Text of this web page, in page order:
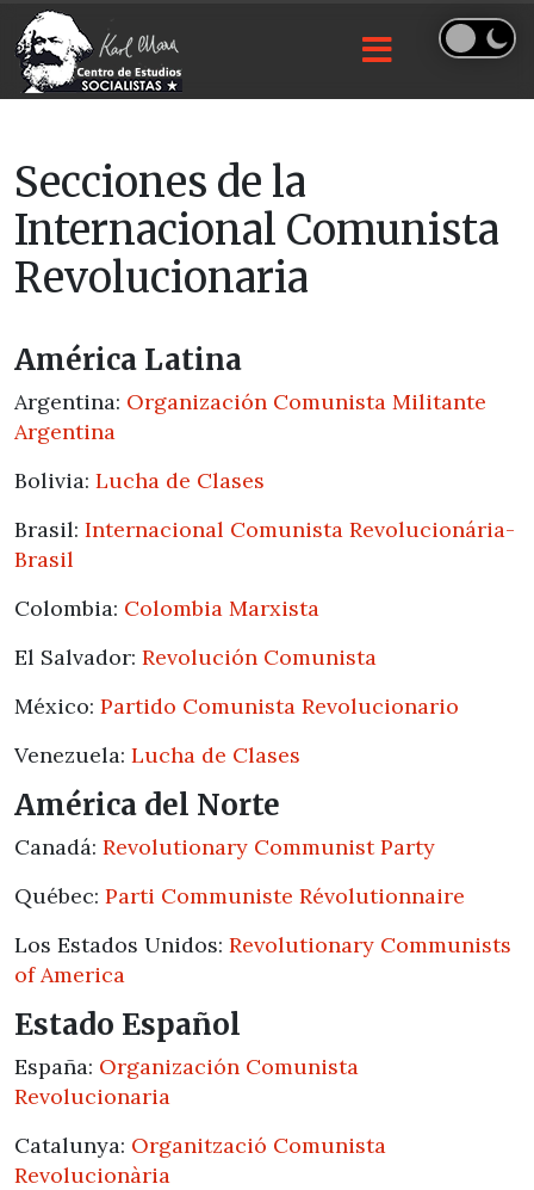
Secciones de la
Internacional Comunista
Revolucionaria
América Latina
Argentina: Organización Comunista Militante
Argentina
Bolivia: Lucha de Clases
Brasil: Internacional Comunista Revolucionária-
Brasil
Colombia: Colombia Marxista
El Salvador: Revolución Comunista
México: Partido Comunista Revolucionario
Venezuela: Lucha de Clases
América del Norte
Canadá: Revolutionary Communist Party
Québec: Parti Communiste Révolutionnaire
Los Estados Unidos: Revolutionary Communists
of America
Estado Español
España: Organización Comunista
Revolucionaria
Catalunya: Organització Comunista
Revolucionària